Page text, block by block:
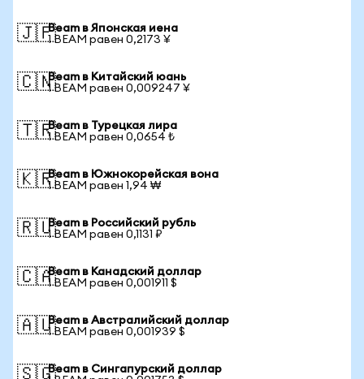
🇯🇵Beam в Японская иена
1 BEAM равен 0,2173 ¥
🇨🇳Beam в Китайский юань
1 BEAM равен 0,009247 ¥
🇹🇷Beam в Турецкая лира
1 BEAM равен 0,0654 ₺
🇰🇷Beam в Южнокорейская вона
1 BEAM равен 1,94 ₩
🇷🇺Beam в Российский рубль
1 BEAM равен 0,1131 ₽
🇨🇦Beam в Канадский доллар
1 BEAM равен 0,001911 $
🇦🇺Beam в Австралийский доллар
1 BEAM равен 0,001939 $
🇸🇬Beam в Сингапурский доллар